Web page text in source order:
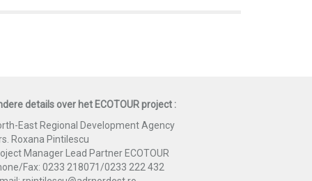
details over het ECOTOUR project :
East Regional Development Agency
Roxana Pintilescu
Manager Lead Partner ECOTOUR
Fax: 0233 218071/0233 222 432